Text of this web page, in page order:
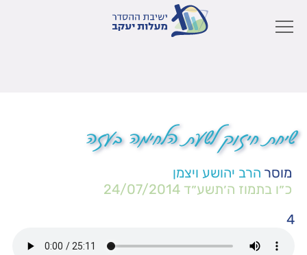
שיחת חיזוק לשעת הלחימה בעזה
מוסר הרב יהושע ויצמן
כ״ו בתמוז ה׳תשע״ד 24/07/2014
4